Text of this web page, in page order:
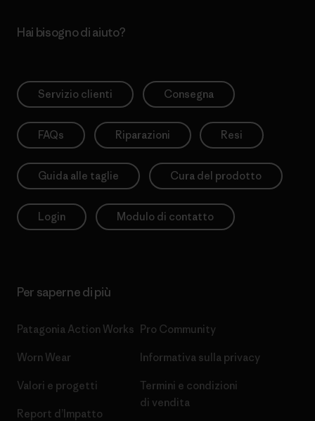
Hai bisogno di aiuto?
Servizio clienti Consegna
FAQs Riparazioni Resi
Guida alle taglie Cura del prodotto
Login Modulo di contatto
Per saperne di più
Patagonia Action Works
Worn Wear
Valori e progetti
Report d’Impatto
Pro Community
Informativa sulla privacy
Termini e condizioni
di vendita